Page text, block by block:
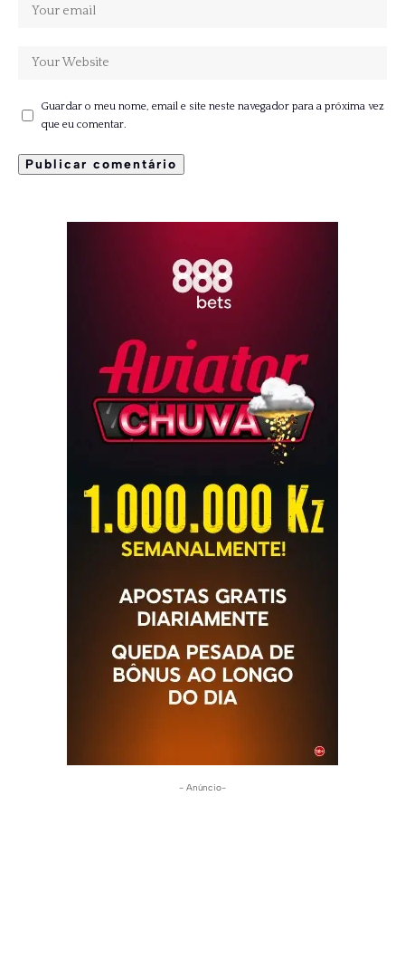
Guardar o meu nome, email e site neste navegador para a próxima vez
que eu comentar.
- Anúncio-